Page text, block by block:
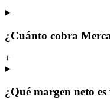
¿Cuánto cobra
+
¿Qué margen neto